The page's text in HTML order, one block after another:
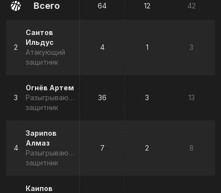
Всего 64 12 42
2
Саитов
Ильдус
Атакующий
защитник
4 1 3
3
Огнёв Артем
Разыгрывающий
защитник
36 3 13
4
Зарипов
Алмаз
Разыгрывающий
защитник
7 2 8
Каипов